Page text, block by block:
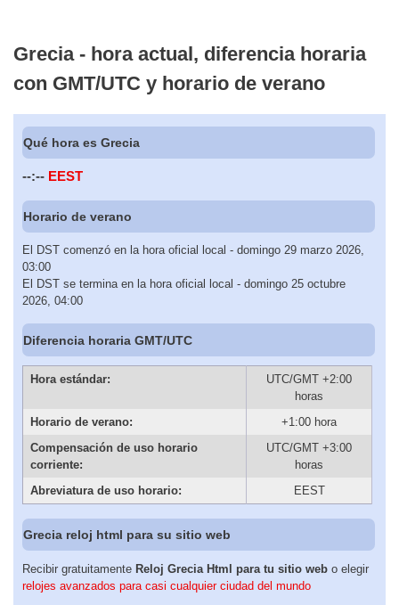
Grecia - hora actual, diferencia horaria
con GMT/UTC y horario de verano
Qué hora es Grecia
--:-- EEST
Horario de verano
El DST comenzó en la hora oficial local - domingo 29 marzo 2026,
03:00
El DST se termina en la hora oficial local - domingo 25 octubre
2026, 04:00
Diferencia horaria GMT/UTC
Hora estándar:
UTC/GMT +2:00
horas
Horario de verano:
+1:00 hora
Compensación de uso horario
corriente:
UTC/GMT +3:00
horas
Abreviatura de uso horario:
EEST
Grecia reloj html para su sitio web
Recibir gratuitamente Reloj Grecia Html para tu sitio web o elegir
relojes avanzados para casi cualquier ciudad del mundo